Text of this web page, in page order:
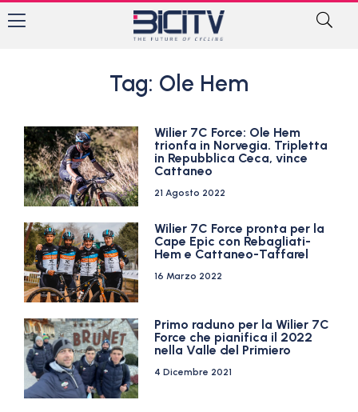
Tag: Ole Hem
Wilier 7C Force: Ole Hem
trionfa in Norvegia. Tripletta
in Repubblica Ceca, vince
Cattaneo
21 Agosto 2022
Wilier 7C Force pronta per la
Cape Epic con Rebagliati-
Hem e Cattaneo-Taffarel
16 Marzo 2022
Primo raduno per la Wilier 7C
Force che pianifica il 2022
nella Valle del Primiero
4 Dicembre 2021